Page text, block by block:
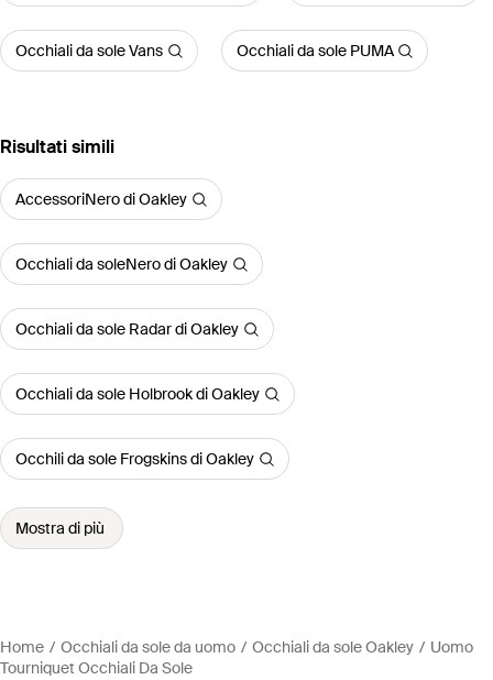
Occhiali da sole Vans Occhiali da sole PUMA
Risultati simili
AccessoriNero di Oakley
Occhiali da soleNero di Oakley
Occhiali da sole Radar di Oakley
Occhiali da sole Holbrook di Oakley
Occhili da sole Frogskins di Oakley
Mostra di più
Home Occhiali da sole da uomo Occhiali da sole Oakley
Uomo
Tourniquet Occhiali Da Sole